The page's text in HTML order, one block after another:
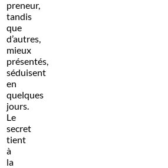
preneur,
tandis
que
d’autres,
mieux
présentés,
séduisent
en
quelques
jours.
Le
secret
tient
à
la